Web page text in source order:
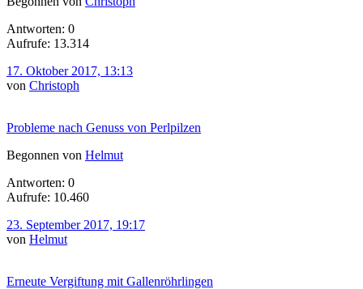
Antworten: 0
Aufrufe: 13.314
17. Oktober 2017, 13:13
von Christoph
Probleme nach Genuss von Perlpilzen
Begonnen von Helmut
Antworten: 0
Aufrufe: 10.460
23. September 2017, 19:17
von Helmut
Erneute Vergiftung mit Gallenröhrlingen